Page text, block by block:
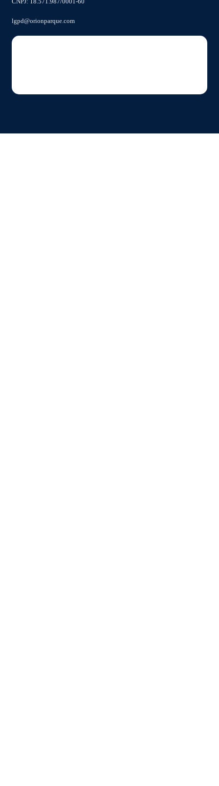
lgpd@orionparque.com